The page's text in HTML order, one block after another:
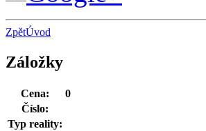
ZpětÚvod
Záložky
Cena:
0
Číslo:
Typ reality: